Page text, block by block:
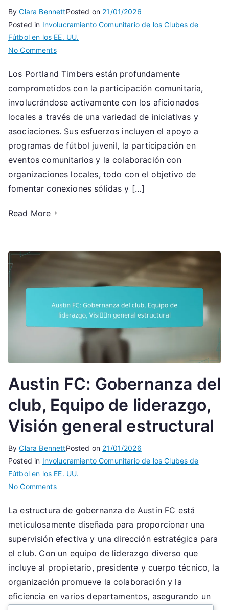
ByClara BennettPosted on 21/01/2026
Posted in Involucramiento Comunitario de los Clubes de
Fútbol en los EE. UU.
No Commentson
Timbers:
Participación
comunitaria,
Compromiso
local,
benéficas
Los Portland Timbers están profundamente
comprometidos con la participación comunitaria,
involucrándose activamente con los aficionados
locales a través de una variedad de iniciativas y
asociaciones. Sus esfuerzos incluyen el apoyo a
programas de fútbol juvenil, la participación en
eventos comunitarios y la colaboración con
organizaciones locales, todo con el objetivo de
fomentar conexiones sólidas y […]
Read More
Austin FC: Gobernanza del
club, Equipo de liderazgo,
Visión general estructural
ByClara BennettPosted on 21/01/2026
Posted in Involucramiento Comunitario de los Clubes de
Fútbol en los EE. UU.
No Commentson
FC:
Gobernanza
del
club,
Equipo
de
liderazgo,
Visión
La estructura de gobernanza de Austin FC está
meticulosamente diseñada para proporcionar una
supervisión efectiva y una dirección estratégica para
el club. Con un equipo de liderazgo diverso que
incluye al propietario, presidente y cuerpo técnico, la
organización promueve la colaboración y la
eficiencia en varios departamentos, asegurando un